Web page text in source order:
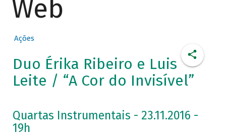
Web
Ações
Duo Érika Ribeiro e Luis
Leite / “A Cor do Invisível”
Quartas Instrumentais - 23.11.2016 -
19h